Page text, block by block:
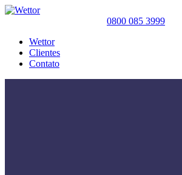
0800 085 3999
Wettor
Clientes
Contato